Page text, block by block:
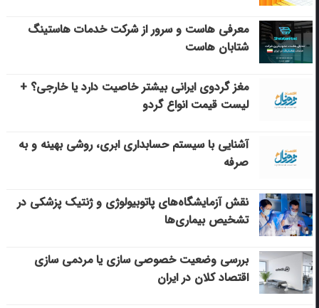
معرفی هاست و سرور از شرکت خدمات هاستینگ
شتابان هاست
مغز گردوی ایرانی بیشتر خاصیت دارد یا خارجی؟ +
لیست قیمت انواع گردو
آشنایی با سیستم حسابداری ابری، روشی بهینه و به
صرفه
نقش آزمایشگاه‌های پاتوبیولوژی و ژنتیک پزشکی در
تشخیص بیماری‌ها
بررسی وضعیت خصوصی سازی یا مردمی سازی
اقتصاد کلان در ایران